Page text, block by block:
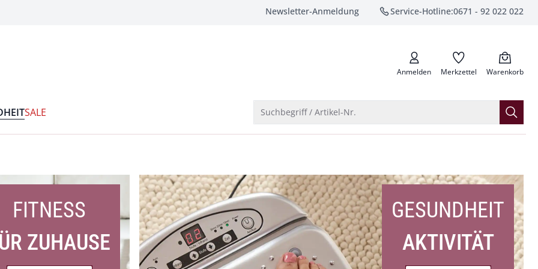
Newsletter-Anmeldung Service-Hotline:0671 - 92 022 022
anrufen
Anmelden Merkzettel Warenkorb
SALE Suchbegriff / Artikel-Nr.
FITNESS
ZUHAUSE
GESUNDHEIT
AKTIVITÄT